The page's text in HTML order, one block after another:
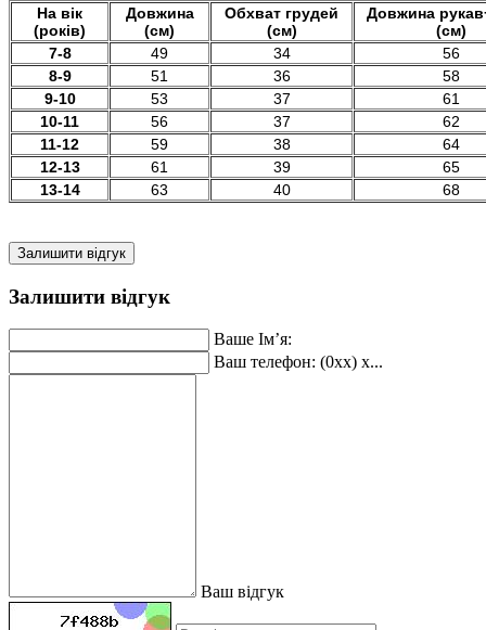
На вік
(років)
Довжина
(см)
Обхват грудей
(см)
Довжина
(см)
7-8
49 34
56
8-9
51 36
58
9-10
53 37
61
10-11
56 37
62
11-12
59 38
64
12-13
61 39
65
13-14
63 40 68
Залишити відгук
Залишити відгук
Ваше Ім’я:
Ваш телефон: (0xx) x...
Ваш відгук